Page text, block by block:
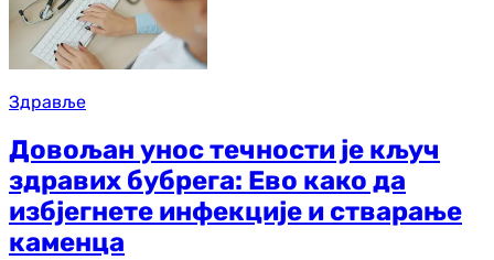
Здравље
Довољан унос течности је кључ
здравих бубрега: Ево како да
избјегнете инфекције и стварање
каменца